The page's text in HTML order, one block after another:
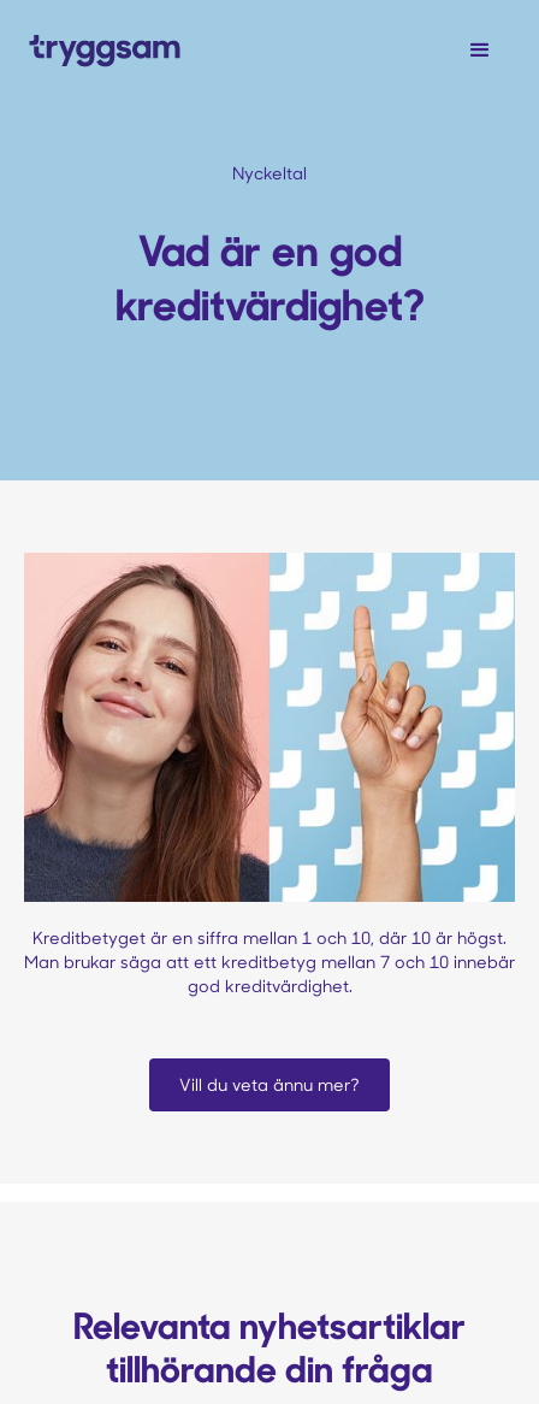
Nyckeltal
Vad är en god
kreditvärdighet?
Kreditbetyget är en siffra mellan 1 och 10, där 10 är högst.
Man brukar säga att ett kreditbetyg mellan 7 och 10 innebär
god kreditvärdighet.
Vill du veta ännu mer?
Relevanta nyhetsartiklar
tillhörande din fråga